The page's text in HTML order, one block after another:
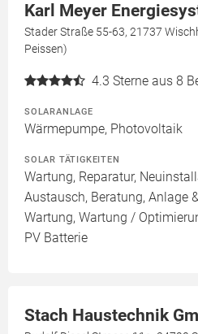
Karl Meyer
Stader Straße 55-63, 21737
Peissen)
4.3 Sterne aus 8
SOLARANLAGE
Wärmepumpe, Photovoltaik
SOLAR TÄTIGKEITEN
Wartung, Reparatur,
Austausch, Beratung, Anlage
Wartung, Wartung /
PV Batterie
Stach Haustechnik